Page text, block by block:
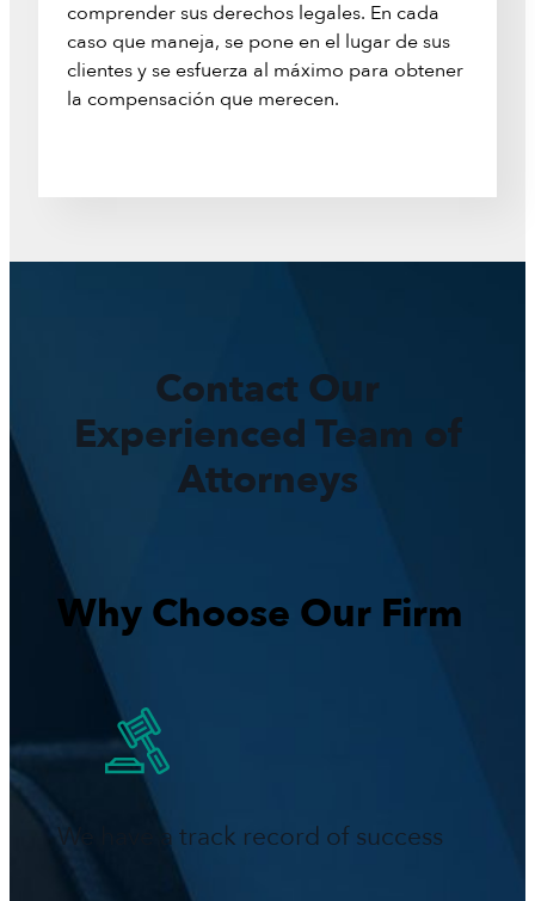
comprender sus derechos legales. En cada
caso que maneja, se pone en el lugar de sus
clientes y se esfuerza al máximo para obtener
la compensación que merecen.
Contact Our
Experienced Team of
Attorneys
Why Choose Our Firm
We have a track record of success